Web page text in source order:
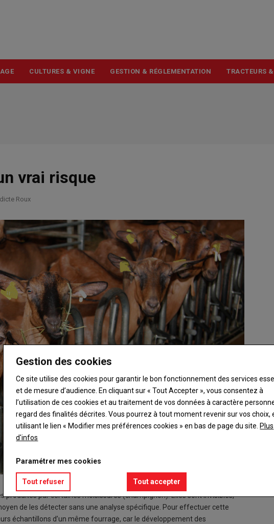
CULTURES & VIGNE GESTION & RÉGLEMENTATION TRACTEURS
vrai risque
Roux
produites par certaines moisissures (champignon). Elles sont invisibles,
de les détecter sans une analyse spécifique. Pour effectuer cette
échantillons d’un même fourrage, car le développement des
Gestion des cookies
Ce site utilise des cookies pour garantir le bon fonctionnement des services
et de mesure d’audience. En cliquant sur « Tout Accepter », vous consentez à
l’utilisation de ces cookies et au traitement de vos données à caractère
regard des finalités décrites. Vous pourrez à tout moment revenir sur vos choix,
utilisant le lien « Modifier mes préférences cookies » en bas de page du site.Plus
d'infos
Paramétrer mes cookies
Tout refuser Tout accepter